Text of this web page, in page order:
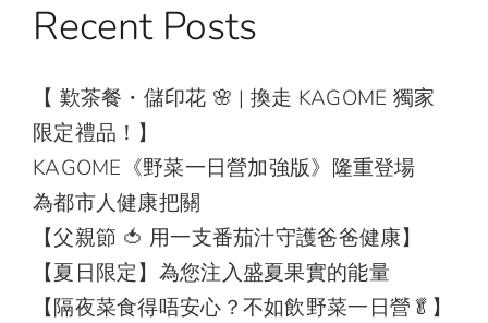
Recent Posts
【 歎茶餐・儲印花 🌸 | 換走 KAGOME 獨家
限定禮品！】
KAGOME《野菜一日營加強版》隆重登場
為都市人健康把關
【父親節 🍅 用一支番茄汁守護爸爸健康】
【夏日限定】為您注入盛夏果實的能量
【隔夜菜食得唔安心？不如飲野菜一日營🥬】